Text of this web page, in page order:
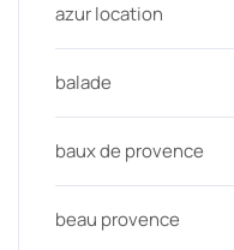
azur location
balade
baux de provence
beau provence